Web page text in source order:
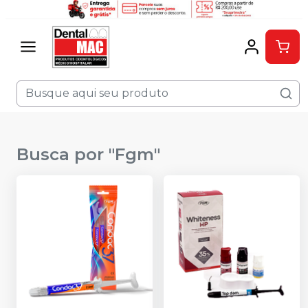
Busca por "Fgm"